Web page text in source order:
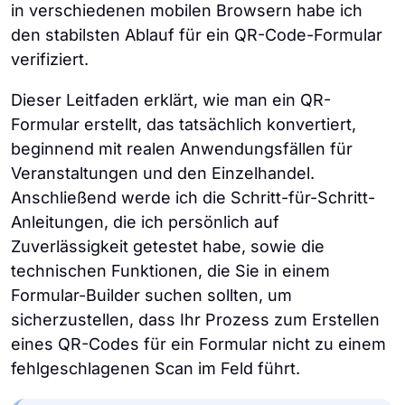
in verschiedenen mobilen Browsern habe ich
den stabilsten Ablauf für ein QR-Code-Formular
verifiziert.
Dieser Leitfaden erklärt, wie man ein QR-
Formular erstellt, das tatsächlich konvertiert,
beginnend mit realen Anwendungsfällen für
Veranstaltungen und den Einzelhandel.
Anschließend werde ich die Schritt-für-Schritt-
Anleitungen, die ich persönlich auf
Zuverlässigkeit getestet habe, sowie die
technischen Funktionen, die Sie in einem
Formular-Builder suchen sollten, um
sicherzustellen, dass Ihr Prozess zum Erstellen
eines QR-Codes für ein Formular nicht zu einem
fehlgeschlagenen Scan im Feld führt.